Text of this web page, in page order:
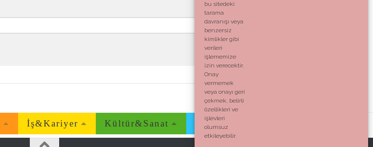
bu sitedeki
tarama
davranışı veya
benzersiz
kimlikler gibi
verileri
işlememize
izin verecektir.
Onay
vermemek
veya onayı geri
çekmek, belirli
özellikleri ve
işlevleri
olumsuz
etkileyebilir.
İş&Kariyer Kültür&Sanat Evim